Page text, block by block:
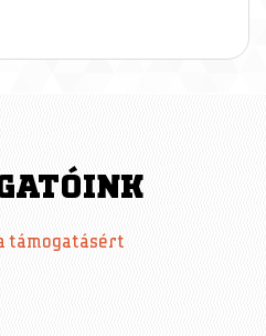
támogatásért